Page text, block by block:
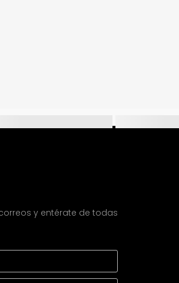
y entérate de todas